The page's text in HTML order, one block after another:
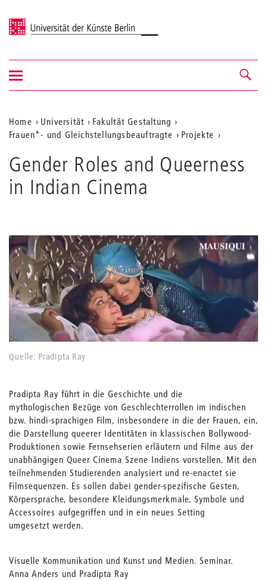
Universität der Künste Berlin
Navigation &
Suche
Navigation
ein-/ausblenden
Aktuelle
Position
auf
der
Webseite
Home Universität
Fakultät Gestaltung
Frauen*- und Gleichstellungsbeauftragte
Projekte
Gender Roles and Queerness
in Indian Cinema
Quelle: Pradipta Ray
Pradipta Ray führt in die Geschichte und die
mythologischen Bezüge von Geschlechterrollen im indischen
bzw. hindi-sprachigen Film, insbesondere in die der Frauen, ein,
die Darstellung queerer Identitäten in klassischen Bollywood-
Produktionen sowie Fernsehserien erläutern und Filme aus der
unabhängigen Queer Cinema Szene Indiens vorstellen. Mit den
teilnehmenden Studierenden analysiert und re-enactet sie
Filmsequenzen. Es sollen dabei gender-spezifische Gesten,
Körpersprache, besondere Kleidungsmerkmale, Symbole und
Accessoires aufgegriffen und in ein neues Setting
umgesetzt werden.
Visuelle Kommunikation und Kunst und Medien. Seminar.
Anna Anders und Pradipta Ray